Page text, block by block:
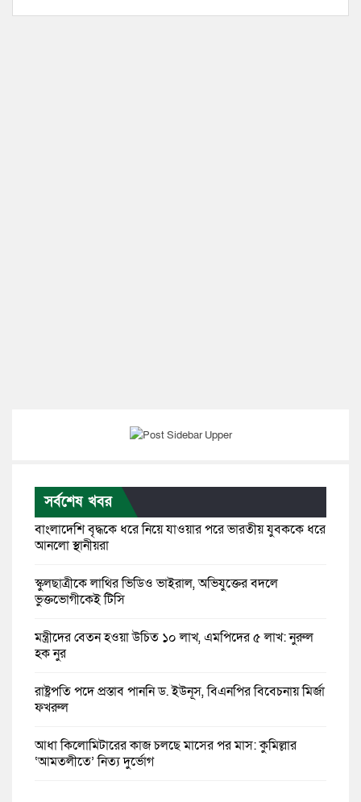
সর্বশেষ খবর
বাংলাদেশি বৃদ্ধকে ধরে নিয়ে যাওয়ার পরে ভারতীয় যুবককে ধরে
আনলো স্থানীয়রা
স্কুলছাত্রীকে লাথির ভিডিও ভাইরাল, অভিযুক্তের বদলে
ভুক্তভোগীকেই টিসি
মন্ত্রীদের বেতন হওয়া উচিত ১০ লাখ, এমপিদের ৫ লাখ: নুরুল
হক নুর
রাষ্ট্রপতি পদে প্রস্তাব পাননি ড. ইউনূস, বিএনপির বিবেচনায় মির্জা
ফখরুল
আধা কিলোমিটারের কাজ চলছে মাসের পর মাস: কুমিল্লার
‘আমতলীতে’ নিত্য দুর্ভোগ